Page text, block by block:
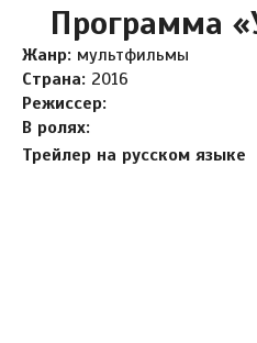
Программа
Жанр: мультфильмы
Страна: 2016
Режиссер:
В ролях:
Трейлер на русском языке